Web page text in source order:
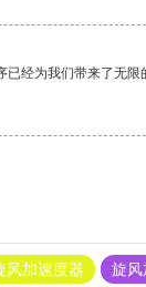
经为我们带来了无限
风加速度器 旋风